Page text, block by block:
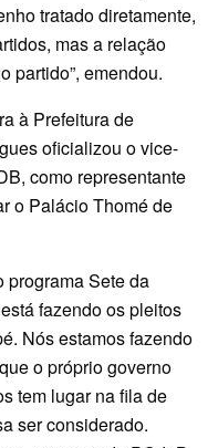
tratado diretamente,
mas a relação
partido”, emendou.
à Prefeitura de
oficializou o vice-
como representante
o Palácio Thomé de
programa Sete da
fazendo os pleitos
Nós estamos fazendo
o próprio governo
tem lugar na fila de
ser considerado.